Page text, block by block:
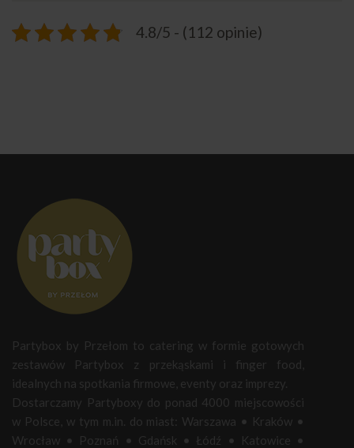
4.8/5 - (112 opinie)
Partybox by Przełom to catering w formie gotowych
zestawów Partybox z przekąskami i finger food,
idealnych na spotkania firmowe, eventy oraz imprezy.
Dostarczamy Partyboxy do ponad 4000 miejscowości
w Polsce, w tym m.in. do miast: Warszawa • Kraków •
Wrocław • Poznań • Gdańsk • Łódź • Katowice •